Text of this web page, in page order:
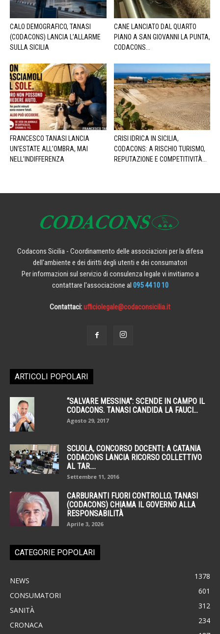
CALO DEMOGRAFICO, TANASI
(CODACONS) LANCIA L’ALLARME
SULLA SICILIA
CANE LANCIATO DAL QUARTO
PIANO A SAN GIOVANNI LA PUNTA,
CODACONS...
FRANCESCO TANASI LANCIA
UN’ESTATE ALL’OMBRA, MAI
NELL’INDIFFERENZA
CRISI IDRICA IN SICILIA,
CODACONS: A RISCHIO TURISMO,
REPUTAZIONE E COMPETITIVITÀ...
Codacons Sicilia - Coordinamento delle associazioni per la difesa
dell'ambiente e dei diritti degli utenti e dei consumatori
Per informazioni sul servizio di consulenza legale vi invitiamo a
contattare l'associazione al 095 44 10 10
Contattaci:ufficiolegale@codaconsicilia.it
ARTICOLI POPOLARI
“SALVARE MESSINA”: SCENDE IN CAMPO IL
CODACONS. TANASI CANDIDA LA FAUCI...
Agosto 29, 2017
SCUOLA, CONCORSO DOCENTI: A CATANIA
CODACONS LANCIA RICORSO COLLETTIVO
AL TAR....
Settembre 11, 2016
CARBURANTI FUORI CONTROLLO, TANASI
(CODACONS) CHIAMA IL GOVERNO ALLA
RESPONSABILITÀ
Aprile 3, 2026
CATEGORIE POPOLARI
NEWS 1378
CONSUMATORI 601
SANITÀ 312
CRONACA
234